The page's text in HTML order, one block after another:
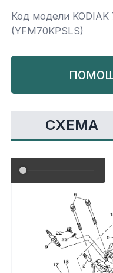
Yamaha
Ремни
Сиденья
Код модели KODIAK
(YFM70KPSLS)
СХЕМА